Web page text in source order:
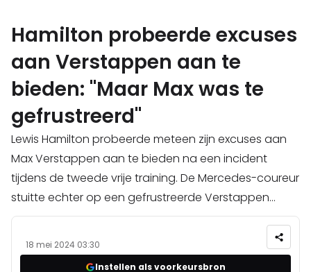
Hamilton probeerde excuses
aan Verstappen aan te
bieden: "Maar Max was te
gefrustreerd"
Lewis Hamilton probeerde meteen zijn excuses aan
Max Verstappen aan te bieden na een incident
tijdens de tweede vrije training. De Mercedes-coureur
stuitte echter op een gefrustreerde Verstappen...
18 mei 2024 03:30
Instellen als voorkeursbron